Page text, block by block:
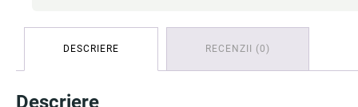
DESCRIERE RECENZII (0)
Descriere